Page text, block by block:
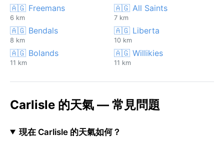
🇦🇬 Freemans
6 km
🇦🇬 All Saints
7 km
🇦🇬 Bendals
8 km
🇦🇬 Liberta
10 km
🇦🇬 Bolands
11 km
🇦🇬 Willikies
11 km
Carlisle 的天氣 — 常見問題
現在 Carlisle 的天氣如何？